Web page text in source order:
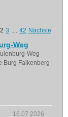
2 3 .... 42 Nächste
Weg
Weg
Burg Falkenberg
16.07.2026